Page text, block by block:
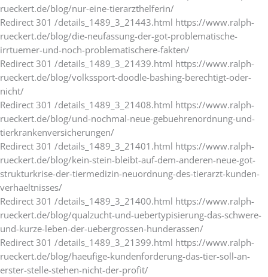
rueckert.de/blog/nur-eine-tierarzthelferin/
Redirect 301 /details_1489_3_21443.html https://www.ralph-
rueckert.de/blog/die-neufassung-der-got-problematische-
irrtuemer-und-noch-problematischere-fakten/
Redirect 301 /details_1489_3_21439.html https://www.ralph-
rueckert.de/blog/volkssport-doodle-bashing-berechtigt-oder-
nicht/
Redirect 301 /details_1489_3_21408.html https://www.ralph-
rueckert.de/blog/und-nochmal-neue-gebuehrenordnung-und-
tierkrankenversicherungen/
Redirect 301 /details_1489_3_21401.html https://www.ralph-
rueckert.de/blog/kein-stein-bleibt-auf-dem-anderen-neue-got-
strukturkrise-der-tiermedizin-neuordnung-des-tierarzt-kunden-
verhaeltnisses/
Redirect 301 /details_1489_3_21400.html https://www.ralph-
rueckert.de/blog/qualzucht-und-uebertypisierung-das-schwere-
und-kurze-leben-der-uebergrossen-hunderassen/
Redirect 301 /details_1489_3_21399.html https://www.ralph-
rueckert.de/blog/haeufige-kundenforderung-das-tier-soll-an-
erster-stelle-stehen-nicht-der-profit/